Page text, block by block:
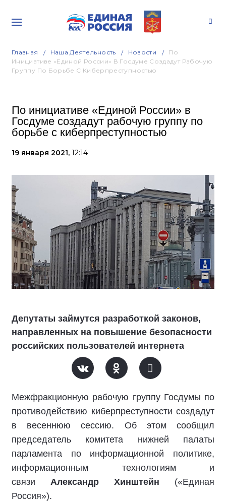
Главная Наша Деятельность Новости
По
Инициативе «Единой России» В Госдуме Создадут Рабочую
Группу По Борьбе С Киберпреступностью
По инициативе «Единой России» в
Госдуме создадут рабочую группу по
борьбе с киберпреступностью
19 января 2021, 12:14
Депутаты займутся разработкой законов,
направленных на повышение безопасности
российских пользователей интернета
Межфракционную рабочую группу Госдумы по
противодействию киберпреступности создадут
в весеннюю сессию. Об этом сообщил
председатель комитета нижней палаты
парламента по информационной политике,
информационным технологиям и
связи Александр Хинштейн («Единая
Россия»).